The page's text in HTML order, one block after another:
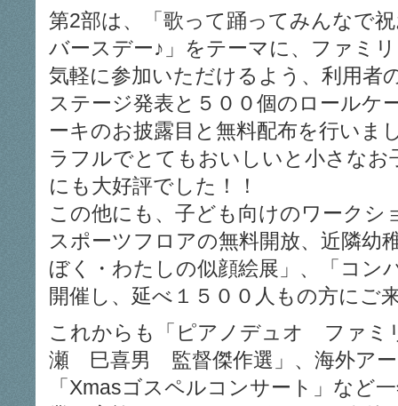
第2部は、「歌って踊ってみんなで
バースデー♪」をテーマに、ファミ
気軽に参加いただけるよう、利用者
ステージ発表と５００個のロールケ
ーキのお披露目と無料配布を行いま
ラフルでとてもおいしいと小さな
にも大好評でした！！
この他にも、子ども向けのワークシ
スポーツフロアの無料開放、近隣幼
ぼく・わたしの似顔絵展」、「コン
開催し、延べ１５００人もの方にご
これからも「ピアノデュオ ファミ
瀬 巳喜男 監督傑作選」、海外ア
「Xmasゴスペルコンサート」など